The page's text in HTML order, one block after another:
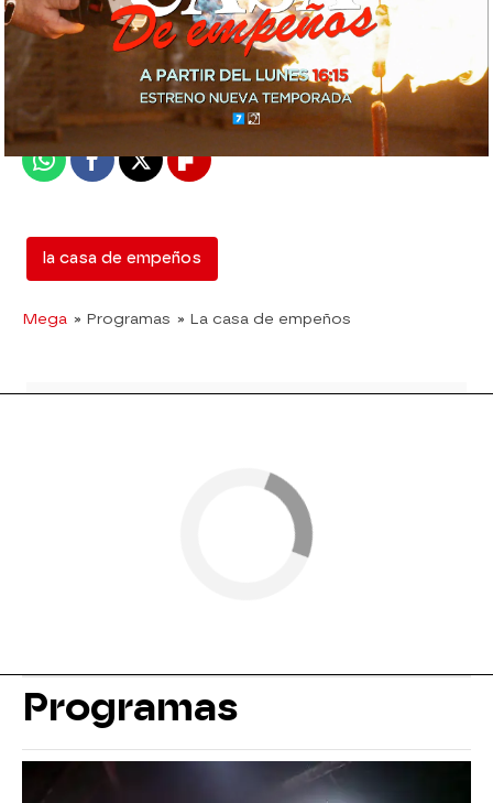
mega
Madrid
Publicado: 19 de noviembre de 2020, 22:04
WhatsappFacebook
X Flipboard
la casa de empeños
Mega » Programas » La casa de empeños
Programas